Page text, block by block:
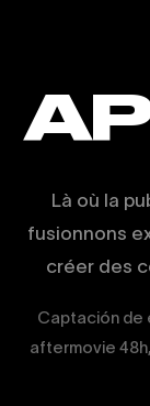
Là où la
fusionnons
créer des
Captación de
aftermovie